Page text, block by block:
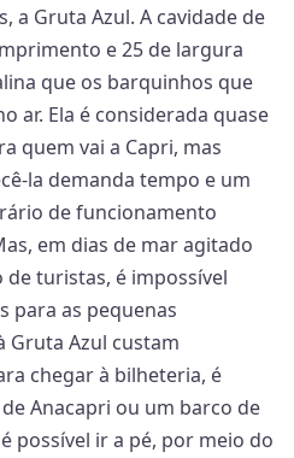
a Gruta Azul. A cavidade de
e 25 de largura
que os barquinhos que
ar. Ela é considerada quase
quem vai a Capri, mas
la demanda tempo e um
de funcionamento
em dias de mar agitado
turistas, é impossível
para as pequenas
Gruta Azul custam
chegar à bilheteria, é
Anacapri ou um barco de
possível ir a pé, por meio do